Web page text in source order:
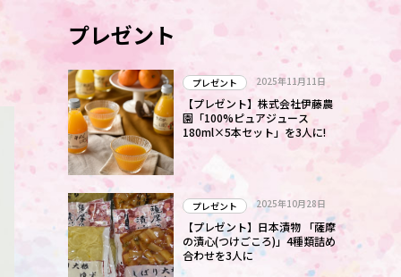
プレゼント
プレゼント 2025年11月11日
【プレゼント】株式会社伊藤農
園「100%ピュアジュース
180ml×5本セット」を3人に!
プレゼント 2025年10月28日
【プレゼント】日本漬物 「薩摩
の漬心(つけごころ)」4種類詰め
合わせを3人に